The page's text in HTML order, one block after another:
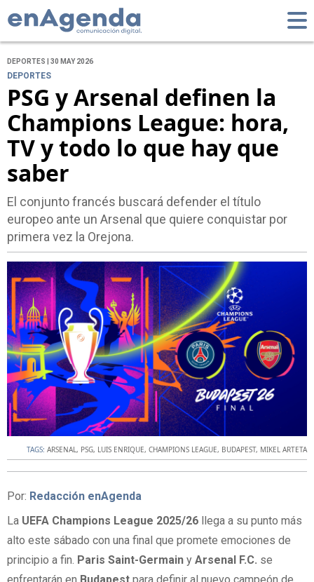
DEPORTES | 30 MAY 2026
DEPORTES
PSG y Arsenal definen la
Champions League: hora,
TV y todo lo que hay que
saber
El conjunto francés buscará defender el título
europeo ante un Arsenal que quiere conquistar por
primera vez la Orejona.
TAGS: ARSENAL, PSG, LUIS ENRIQUE, CHAMPIONS LEAGUE, BUDAPEST, MIKEL ARTETA
Por: Redacción enAgenda
La UEFA Champions League 2025/26 llega a su punto más
alto este sábado con una final que promete emociones de
principio a fin. Paris Saint-Germain y Arsenal F.C. se